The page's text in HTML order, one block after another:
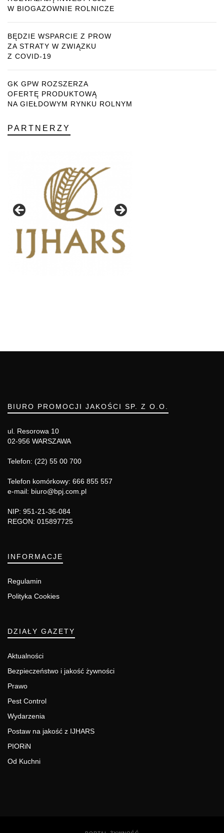
W BIOGAZOWNIE ROLNICZE
BĘDZIE WSPARCIE Z PROW
ZA STRATY W ZWIĄZKU
Z COVID-19
GK GPW ROZSZERZA
OFERTĘ PRODUKTOWĄ
NA GIEŁDOWYM RYNKU ROLNYM
PARTNERZY
BIURO PROMOCJI JAKOŚCI SP. Z O.O.
ul. Resorowa 10
02-956 WARSZAWA
Telefon: (22) 55 00 700
Telefon komórkowy: 666 855 557
e-mail: biuro@bpj.com.pl
NIP: 951-21-36-084
REGON: 015897725
INFORMACJE
Regulamin
Polityka Cookies
DZIAŁY GAZETY
Aktualności
Bezpieczeństwo i jakość żywności
Prawo
Pest Control
Wydarzenia
Postaw na jakość z IJHARS
PIORiN
Od Kuchni